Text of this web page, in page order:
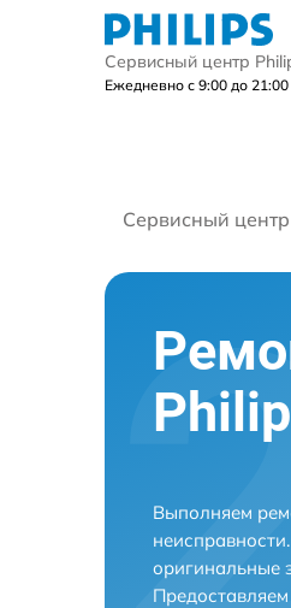
Сервисный центр
Ежедневно с 9:00 до 21:00
Сервисный
Выполняем
оригинальные